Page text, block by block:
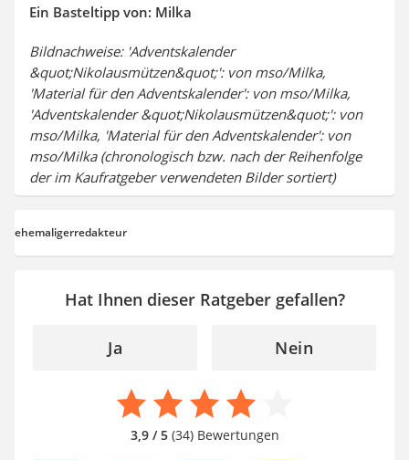
Ein Basteltipp von: Milka
Bildnachweise: 'Adventskalender
&quot;Nikolausmützen&quot;': von mso/Milka,
'Material für den Adventskalender': von mso/Milka,
'Adventskalender &quot;Nikolausmützen&quot;': von
mso/Milka, 'Material für den Adventskalender': von
mso/Milka (chronologisch bzw. nach der Reihenfolge
der im Kaufratgeber verwendeten Bilder sortiert)
ehemaligerredakteur
Hat Ihnen dieser Ratgeber gefallen?
Ja Nein
3,9 / 5(34) Bewertungen